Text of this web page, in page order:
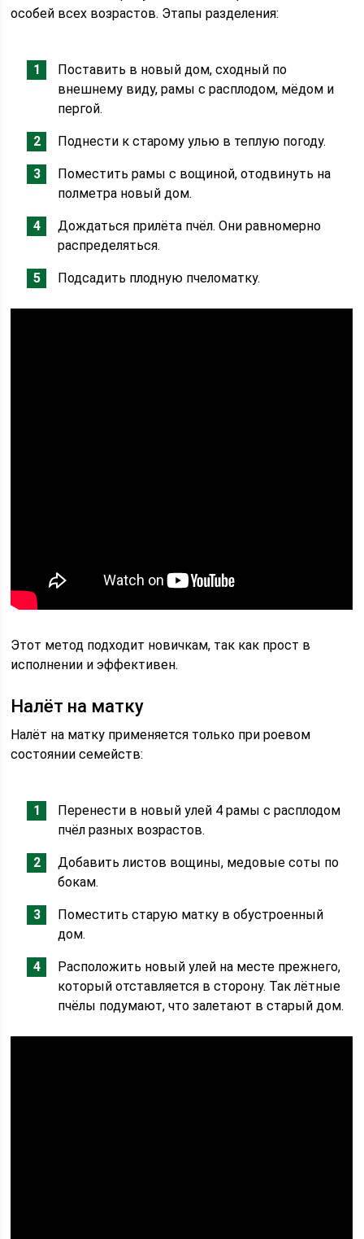
особей всех возрастов. Этапы разделения:
Поставить в новый дом, сходный по
внешнему виду, рамы с расплодом, мёдом и
пергой.
Поднести к старому улью в теплую погоду.
Поместить рамы с вощиной, отодвинуть на
полметра новый дом.
Дождаться прилёта пчёл. Они равномерно
распределяться.
Подсадить плодную пчеломатку.
Этот метод подходит новичкам, так как прост в
исполнении и эффективен.
Налёт на матку
Налёт на матку применяется только при роевом
состоянии семейств:
Перенести в новый улей 4 рамы с расплодом
пчёл разных возрастов.
Добавить листов вощины, медовые соты по
бокам.
Поместить старую матку в обустроенный
дом.
Расположить новый улей на месте прежнего,
который отставляется в сторону. Так лётные
пчёлы подумают, что залетают в старый дом.